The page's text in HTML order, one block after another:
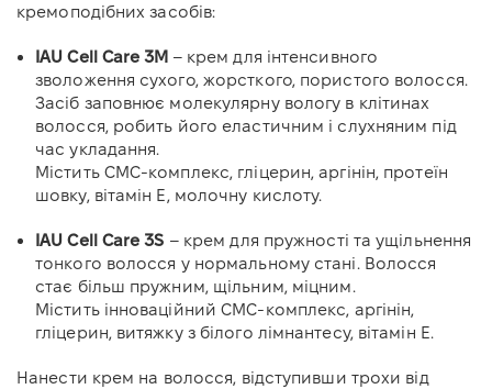
кремоподібних засобів:
IAU Cell Care 3M – крем для інтенсивного
зволоження сухого, жорсткого, пористого волосся.
Засіб заповнює молекулярну вологу в клітинах
волосся, робить його еластичним і слухняним під
час укладання.
Містить СМС-комплекс, гліцерин, аргінін, протеїн
шовку, вітамін Е, молочну кислоту.
IAU Cell Care 3S – крем для пружності та ущільнення
тонкого волосся у нормальному стані. Волосся
стає більш пружним, щільним, міцним.
Містить інноваційний СМС-комплекс, аргінін,
гліцерин, витяжку з білого лімнантесу, вітамін Е.
Нанести крем на волосся, відступивши трохи від